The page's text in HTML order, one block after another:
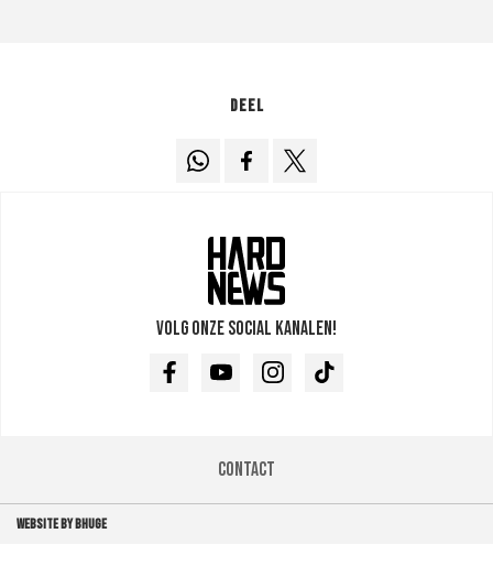
Deel
Volg onze social kanalen!
FacebookYoutubeInstagramTikTok
Contact
WEBSITE BY BHUGE